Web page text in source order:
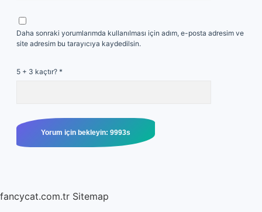
Daha sonraki yorumlarımda kullanılması için adım, e-posta adresim ve
site adresim bu tarayıcıya kaydedilsin.
5 + 3 kaçtır? *
fancycat.com.tr Sitemap